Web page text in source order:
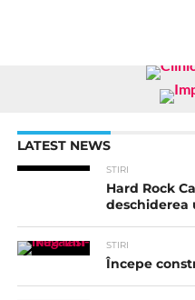
LATEST NEWS
STIRI
Hard Rock
deschiderea
STIRI
Începe